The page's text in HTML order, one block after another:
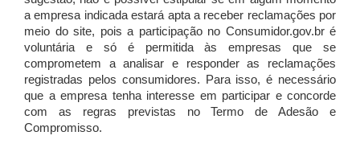
a empresa indicada estará apta a receber reclamações por
meio do site, pois a participação no Consumidor.gov.br é
voluntária e só é permitida às empresas que se
comprometem a analisar e responder as reclamações
registradas pelos consumidores. Para isso, é necessário
que a empresa tenha interesse em participar e concorde
com as regras previstas no Termo de Adesão e
Compromisso.